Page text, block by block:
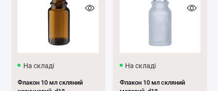
На складі
Флакон 10 мл скляний
На складі
Флакон 10 мл скляний